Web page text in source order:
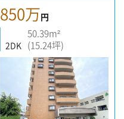
2DK
50.39m²
(15.24坪)
850万円